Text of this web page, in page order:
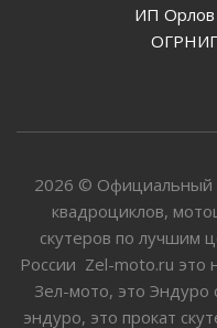
ИП Орлов
2026 © Официальный
квадроциклов,
скутеров по лучшим
России Zel-moto.ru это
Зел-мото, это Эндуро
эндуро, это прокат